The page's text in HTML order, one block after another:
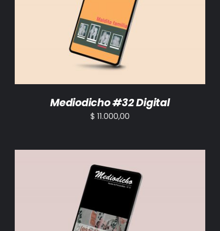
AÑADIR AL CARRITO /
Mediodicho #32 Digital
$ 11.000,00
AÑADIR AL CARRITO /